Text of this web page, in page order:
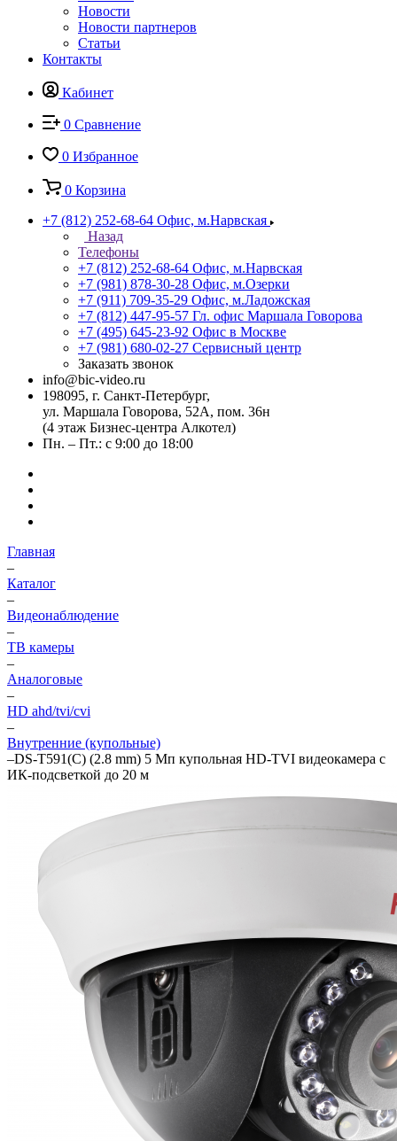
Новости
Новости партнеров
Статьи
Контакты
Кабинет
0 Сравнение
0 Избранное
0 Корзина
+7 (812) 252-68-64 Офис, м.Нарвская
Назад
Телефоны
+7 (812) 252-68-64 Офис, м.Нарвская
+7 (981) 878-30-28 Офис, м.Озерки
+7 (911) 709-35-29 Офис, м.Ладожская
+7 (812) 447-95-57 Гл. офис Маршала Говорова
+7 (495) 645-23-92 Офис в Москве
+7 (981) 680-02-27 Сервисный центр
Заказать звонок
info@bic-video.ru
198095, г. Санкт-Петербург,
ул. Маршала Говорова, 52А, пом. 36н
(4 этаж Бизнес-центра Алкотел)
Пн. – Пт.: с 9:00 до 18:00
Главная
–
Каталог
–
Видеонаблюдение
–
ТВ камеры
–
Аналоговые
–
HD ahd/tvi/cvi
–
Внутренние (купольные)
–DS-T591(C) (2.8 mm) 5 Мп купольная HD-TVI видеокамера с
ИК-подсветкой до 20 м